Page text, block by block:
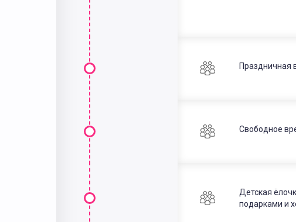
Праздничная
Свободное
Детская
подарками и